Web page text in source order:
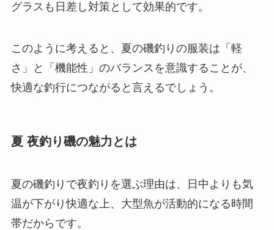
グラスも日差し対策として効果的です。
このように考えると、夏の磯釣りの服装は「軽
さ」と「機能性」のバランスを意識することが、
快適な釣行につながると言えるでしょう。
夏 夜釣り磯の魅力とは
夏の磯釣りで夜釣りを選ぶ理由は、日中よりも気
温が下がり快適な上、大型魚が活動的になる時間
帯だからです。